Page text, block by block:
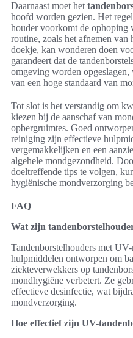
Daarnaast moet het
hoofd worden gezien. Het
houder voorkomt de ophoping
routine, zoals het afnemen van
doekje, kan wonderen doen
garandeert dat de
omgeving worden
van een hoge standaard van
Tot slot is het verstandig om
kiezen bij de aanschaf van
opbergruimtes. Goed
reiniging zijn effectieve
vergemakkelijken en een
algehele mondgezondheid.
doeltreffende tips te volgen,
hygiënische mondverzorging
FAQ
Wat zijn
Tandenborstelhouders met
hulpmiddelen ontworpen om
ziekteverwekkers op
mondhygiëne verbetert. Ze
effectieve desinfectie, wat
mondverzorging.
Hoe effectief zijn UV-